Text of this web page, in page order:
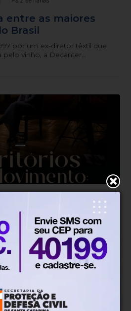
entre as maiores
Brasil
por um ex-diretor têxtil que
vinho, a Decanter
trajetória
Vitória Deeke
online
“Territórios do
olhar sobre a dança e teatro
memória coletiva e